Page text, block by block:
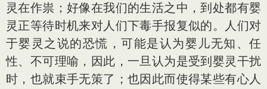
灵在作祟；好像在我们的生活之中，到处都有婴
灵正等待时机来对人们下毒手报复似的。人们对
于婴灵之说的恐慌，可能是认为婴儿无知、任
性、不可理喻，因此，一旦认为是受到婴灵干扰
时，也就束手无策了；也因此而使得某些有心人